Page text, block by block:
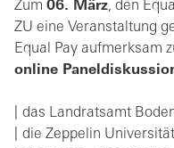
Zum 06. März, den
ZU eine Veranstaltung
Equal Pay aufmerksam
online
das Landratsamt
die Zeppelin